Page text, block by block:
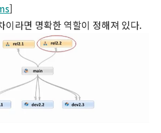
]
라면 명확한 역할이 정해져 있다.